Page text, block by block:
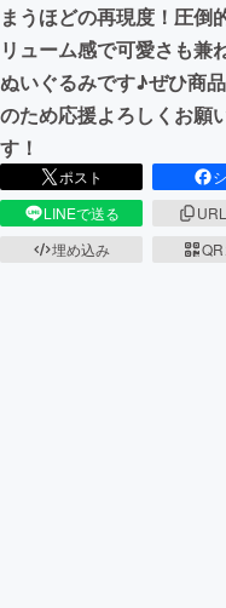
まうほどの再現度！圧倒
リューム感で可愛さも兼
ぬいぐるみです♪ぜひ商
のため応援よろしくお願
す！
ポスト
LINEで送る
埋め込み